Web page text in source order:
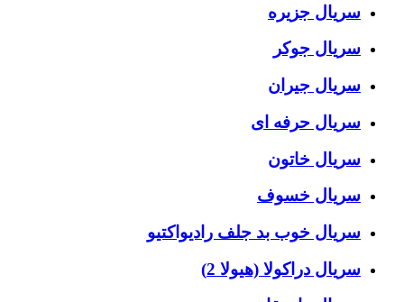
سریال جزیره
سریال جوکر
سریال جیران
سریال حرفه ای
سریال خاتون
سریال خسوف
سریال خوب بد جلف رادیواکتیو
سریال دراکولا (هیولا 2)